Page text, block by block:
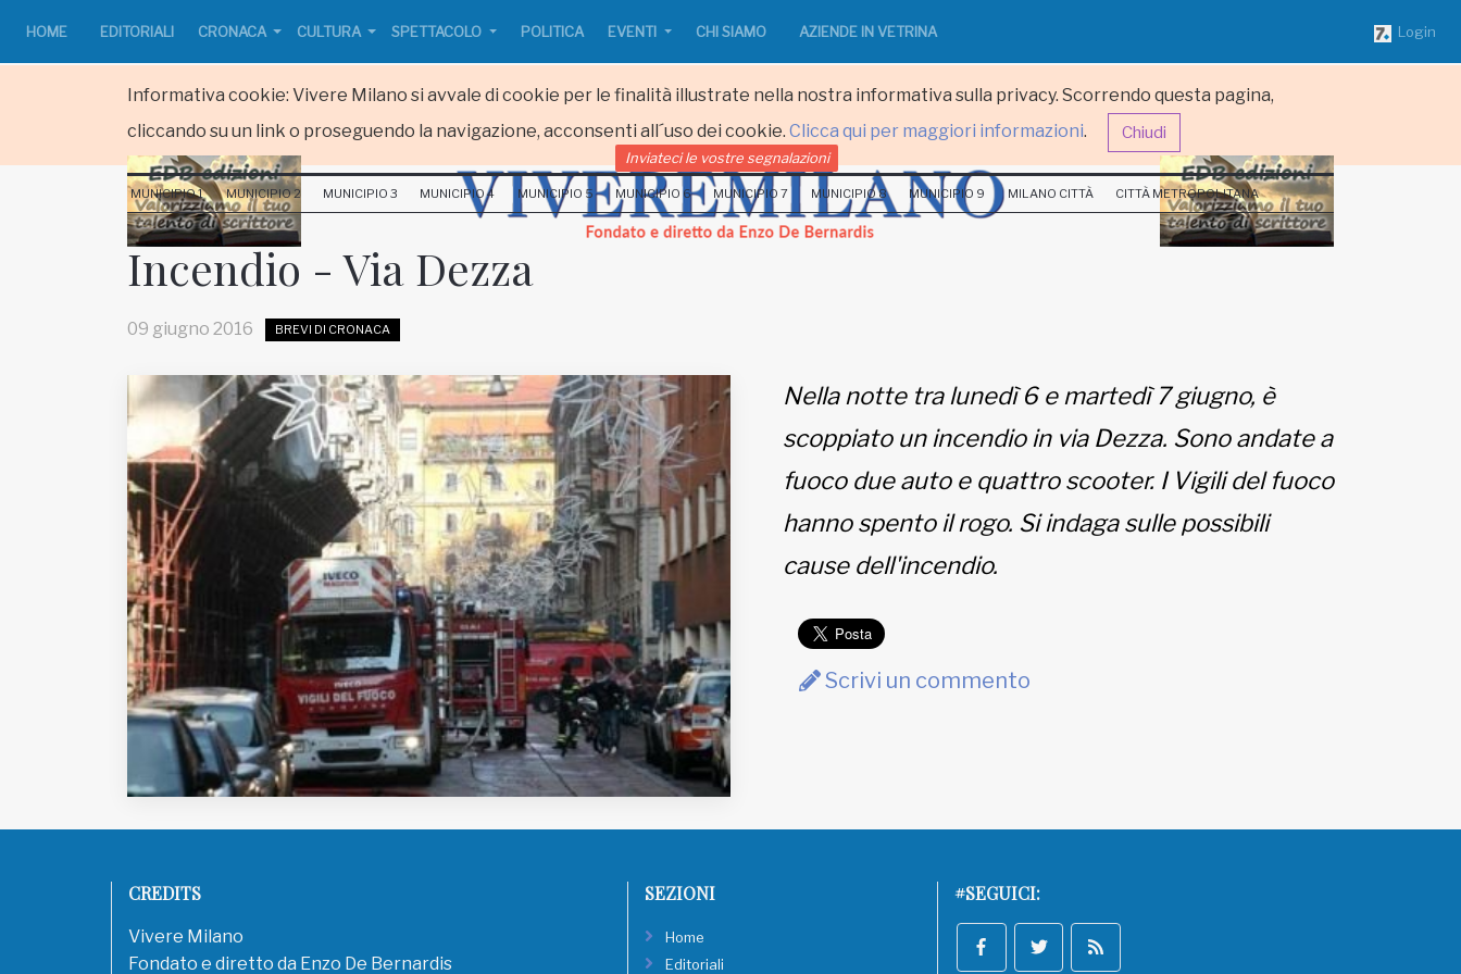
Informativa cookie: Vivere Milano si avvale di cookie per le finalità illustrate nella nostra informativa sulla privacy. Scorrendo questa pagina,
cliccando su un link o proseguendo la navigazione, acconsenti all´uso dei cookie. Clicca qui per maggiori informazioni. Chiudi
HOME EDITORIALI CRONACA CULTURA SPETTACOLO POLITICA EVENTI CHI SIAMO AZIENDE IN VETRINA Login
www.viveremilano.info
Fondato e diretto da Enzo De
EDB edizioni - Via Brivio angolo C.
Imbonati, 89 20159 Milano (Italia)
Informativa sulla privacy
Inviateci le vostre segnalazioni
MUNICIPIO 1 MUNICIPIO 2 MUNICIPIO 3 MUNICIPIO 4 MUNICIPIO 5 MUNICIPIO 6 MUNICIPIO 7 MUNICIPIO 8 MUNICIPIO 9 MILANO CITTÀ CITTÀ METROPOLITANA
Incendio - Via Dezza
09 giugno 2016 BREVI DI CRONACA
Nella notte tra lunedì 6 e martedì 7 giugno, è
scoppiato un incendio in via Dezza. Sono andate a
fuoco due auto e quattro scooter. I Vigili del fuoco
hanno spento il rogo. Si indaga sulle possibili
cause dell'incendio.
Scrivi un commento
CREDITS
Vivere Milano
Fondato e diretto da Enzo De Bernardis
SEZIONI
Home
Editoriali
#SEGUICI: